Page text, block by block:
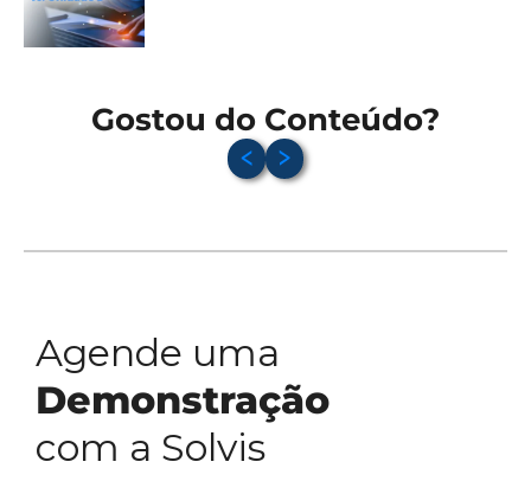
Gostou do Conteúdo?
Agende uma
Demonstração
com a Solvis